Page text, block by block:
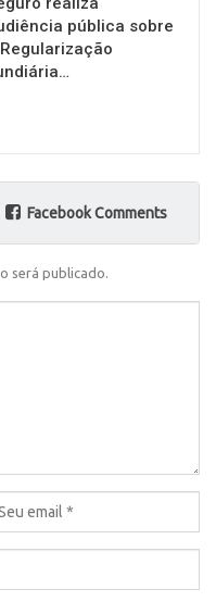
pública sobre
Facebook Comments
será publicado.